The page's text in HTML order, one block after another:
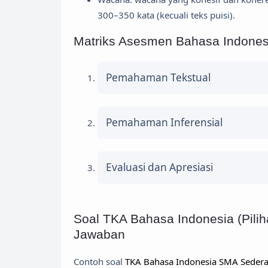
300–350 kata (kecuali teks puisi).
Matriks Asesmen Bahasa
Pemahaman Tekstual
Pemahaman Inferensial
Evaluasi dan Apresiasi
Soal TKA Bahasa Indonesia
Jawaban
Contoh soal TKA Bahasa Indonesia SMA